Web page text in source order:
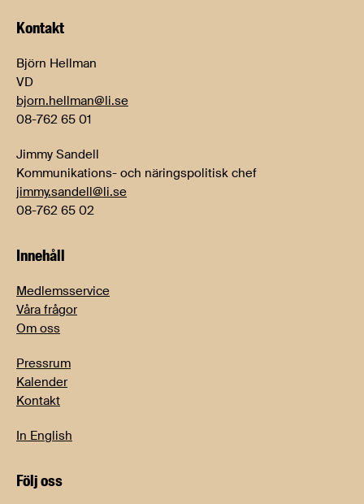
Kontakt
Björn Hellman
VD
bjorn.hellman@li.se
08-762 65 01
Jimmy Sandell
Kommunikations- och näringspolitisk chef
jimmy.sandell@li.se
08-762 65 02
Innehåll
Medlemsservice
Våra frågor
Om oss
Pressrum
Kalender
Kontakt
In English
Följ oss